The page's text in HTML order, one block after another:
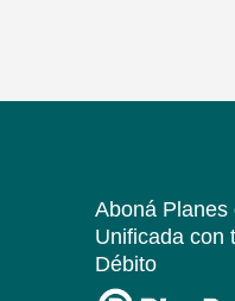
Aboná Planes
Unificadacon
Débito